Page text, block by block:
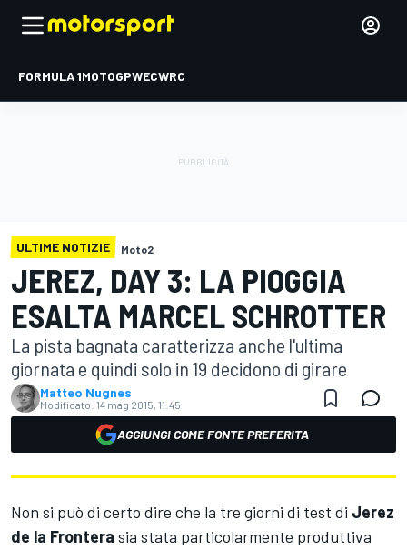
FORMULA 1MOTOGPWECWRC
ULTIME NOTIZIE Moto2
JEREZ, DAY 3: LA PIOGGIA
ESALTA MARCEL SCHROTTER
La pista bagnata caratterizza anche l'ultima
giornata e quindi solo in 19 decidono di girare
Matteo Nugnes
Modificato: 14 mag 2015, 11:45
AGGIUNGI COME FONTE PREFERITA
Non si può di certo dire che la tre giorni di test di Jerez
de la Frontera sia stata particolarmente produttiva